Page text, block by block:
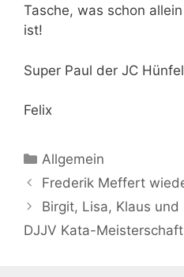
Tasche, was schon
ist!
Super Paul der JC
Felix
Kategorien
Allgemein
Beitrags-
Navigation
Frederik Meffert
Birgit, Lisa, Klaus
DJJV Kata-